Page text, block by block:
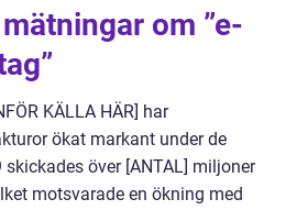
om ”e-
KÄLLA HÄR] har
ökat markant under de
över [ANTAL] miljoner
motsvarade en ökning med